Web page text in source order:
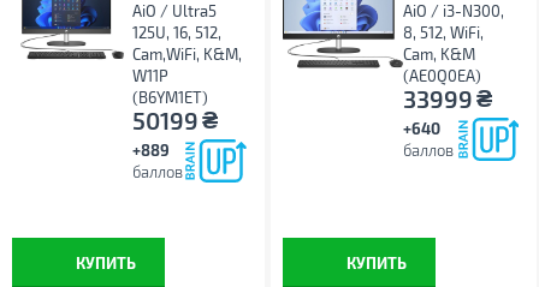
AiO / Ultra5
125U, 16, 512,
Cam,WiFi, K&M,
W11P
(B6YM1ET)
50199₴
+889
баллов
КУПИТЬ
AiO / i3-N300,
8, 512, WiFi,
Cam, K&M
(AE0Q0EA)
33999₴
+640
баллов
КУПИТЬ